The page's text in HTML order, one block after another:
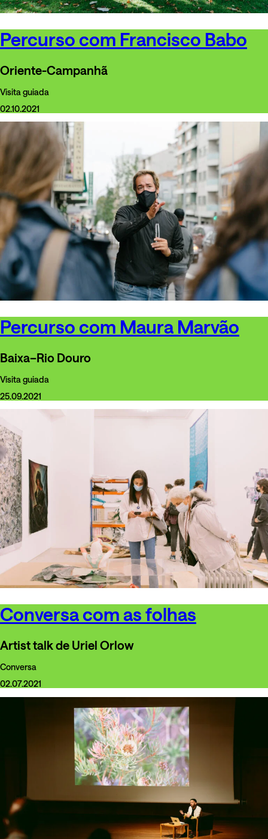
Percurso com Francisco Babo
Oriente-Campanhã
Visita guiada
02.10.2021
Percurso com Maura Marvão
Baixa–Rio Douro
Visita guiada
25.09.2021
Conversa com as folhas
Artist talk de Uriel Orlow
Conversa
02.07.2021